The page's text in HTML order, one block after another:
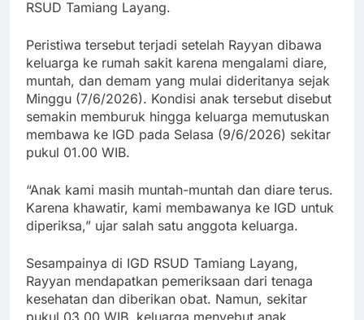
RSUD Tamiang Layang.
Peristiwa tersebut terjadi setelah Rayyan dibawa
keluarga ke rumah sakit karena mengalami diare,
muntah, dan demam yang mulai dideritanya sejak
Minggu (7/6/2026). Kondisi anak tersebut disebut
semakin memburuk hingga keluarga memutuskan
membawa ke IGD pada Selasa (9/6/2026) sekitar
pukul 01.00 WIB.
“Anak kami masih muntah-muntah dan diare terus.
Karena khawatir, kami membawanya ke IGD untuk
diperiksa,” ujar salah satu anggota keluarga.
Sesampainya di IGD RSUD Tamiang Layang,
Rayyan mendapatkan pemeriksaan dari tenaga
kesehatan dan diberikan obat. Namun, sekitar
pukul 03.00 WIB, keluarga menyebut anak